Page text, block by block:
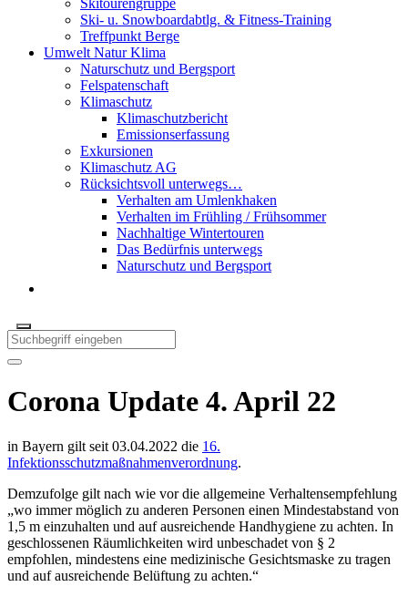
Skitourengruppe
Ski- u. Snowboardabtlg. & Fitness-Training
Treffpunkt Berge
Umwelt Natur Klima
Naturschutz und Bergsport
Felspatenschaft
Klimaschutz
Klimaschutzbericht
Emissionserfassung
Exkursionen
Klimaschutz AG
Rücksichtsvoll unterwegs…
Verhalten am Umlenkhaken
Verhalten im Frühling / Frühsommer
Nachhaltige Wintertouren
Das Bedürfnis unterwegs
Naturschutz und Bergsport
Corona Update 4. April 22
in Bayern gilt seit 03.04.2022 die 16.
Infektionsschutzmaßnahmenverordnung.
Demzufolge gilt nach wie vor die allgemeine Verhaltensempfehlung
„wo immer möglich zu anderen Personen einen Mindestabstand von
1,5 m einzuhalten und auf ausreichende Handhygiene zu achten. In
geschlossenen Räumlichkeiten wird unbeschadet von § 2
empfohlen, mindestens eine medizinische Gesichtsmaske zu tragen
und auf ausreichende Belüftung zu achten.“